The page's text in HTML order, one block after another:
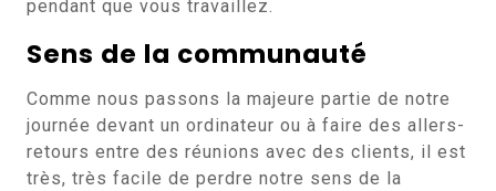
pendant que vous travaillez.
Sens de la communauté
Comme nous passons la majeure partie de notre
journée devant un ordinateur ou à faire des allers-
retours entre des réunions avec des clients, il est
très, très facile de perdre notre sens de la